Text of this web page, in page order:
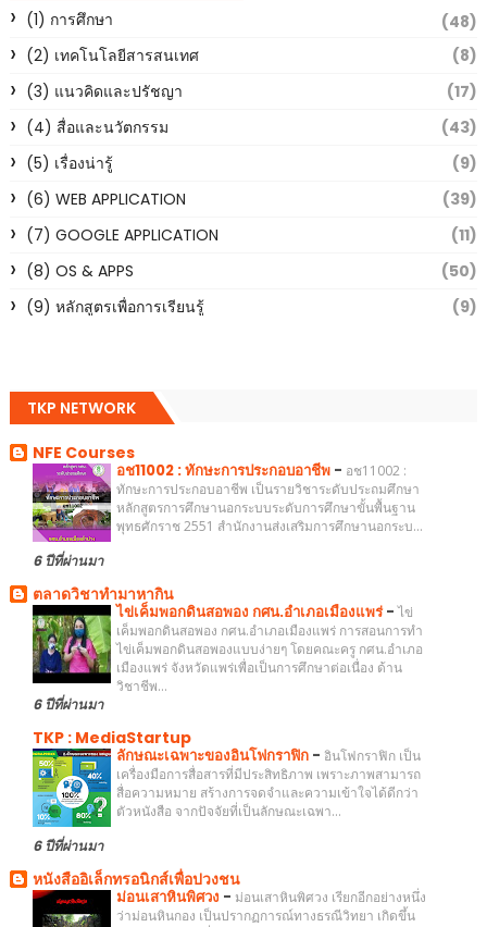
(1) การศึกษา
(48)
(2) เทคโนโลยีสารสนเทศ
(8)
(3) แนวคิดและปรัชญา
(17)
(4) สื่อและนวัตกรรม
(43)
(5) เรื่องน่ารู้
(9)
(6) WEB APPLICATION
(39)
(7) GOOGLE APPLICATION
(11)
(8) OS & APPS
(50)
(9) หลักสูตรเพื่อการเรียนรู้
(9)
TKP NETWORK
NFE Courses
อช11002 : ทักษะการประกอบอาชีพ - อช11002 :
ทักษะการประกอบอาชีพ เป็นรายวิชาระดับประถมศึกษา
หลักสูตรการศึกษานอกระบบระดับการศึกษาขั้นพื้นฐาน
พุทธศักราช 2551 สำนักงานส่งเสริมการศึกษานอกระบ...
6 ปีที่ผ่านมา
ตลาดวิชาทำมาหากิน
ไข่เค็มพอกดินสอพอง กศน.อำเภอเมืองแพร่-ไข่
เค็มพอกดินสอพอง กศน.อำเภอเมืองแพร่ การสอนการทำ
ไข่เค็มพอกดินสอพองแบบง่ายๆ โดยคณะครู กศน.อำเภอ
เมืองแพร่ จังหวัดแพร่เพื่อเป็นการศึกษาต่อเนื่อง ด้าน
วิชาชีพ...
6 ปีที่ผ่านมา
TKP : MediaStartup
ลักษณะเฉพาะของอินโฟกราฟิก - อินโฟกราฟิก เป็น
เครื่องมือการสื่อสารที่มีประสิทธิภาพ เพราะภาพสามารถ
สื่อความหมาย สร้างการจดจำและความเข้าใจได้ดีกว่า
ตัวหนังสือ จากปัจจัยที่เป็นลักษณะเฉพา...
6 ปีที่ผ่านมา
หนังสืออิเล็กทรอนิกส์เพื่อปวงชน
ม่อนเสาหินพิศวง - ม่อนเสาหินพิศวง เรียกอีกอย่างหนึ่ง
ว่าม่อนหินกอง เป็นปรากฏการณ์ทางธรณีวิทยา เกิดขึ้น